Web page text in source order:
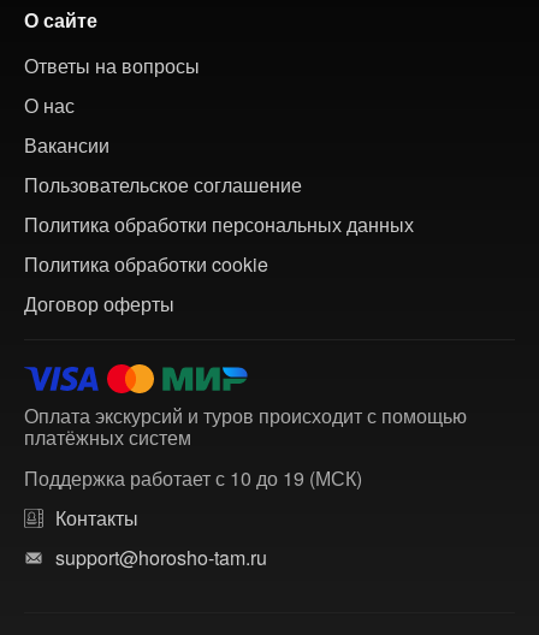
О сайте
Ответы на вопросы
О нас
Вакансии
Пользовательское соглашение
Политика обработки персональных данных
Политика обработки cookie
Договор оферты
Оплата экскурсий и туров происходит с помощью
платёжных систем
Поддержка работает с 10 до 19 (МСК)
Контакты
support@horosho-tam.ru